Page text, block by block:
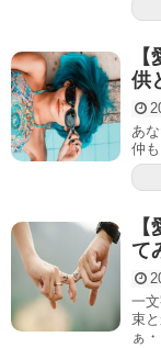
供
あ
仲
て
一
束
ぁ・